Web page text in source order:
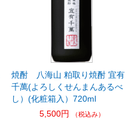
焼酎 八海山 粕取り焼酎 宜有
千萬(よろしくせんまんあるべ
し）(化粧箱入）720ml
5,500円
（税込み）